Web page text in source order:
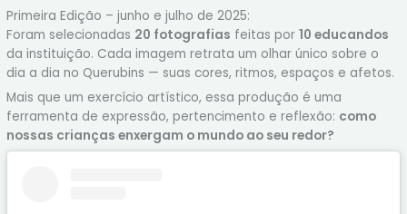
Primeira Edição – junho e julho de 2025:
Foram selecionadas 20 fotografias feitas por10 educandos
da instituição. Cada imagem retrata um olhar único sobre o
dia a dia no Querubins — suas cores, ritmos, espaços e afetos.
Mais que um exercício artístico, essa produção é uma
ferramenta de expressão, pertencimento e reflexão: como
nossas crianças enxergam o mundo ao seu redor?